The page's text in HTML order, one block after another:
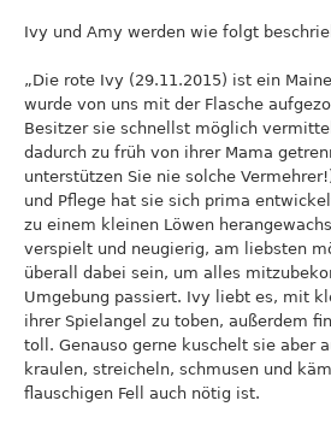
Ivy und Amy werden wie folgt
„Die rote Ivy (29.11.2015) ist ein
wurde von uns mit der Flasche
Besitzer sie schnellst möglich
dadurch zu früh von ihrer Mama
unterstützen Sie nie solche
und Pflege hat sie sich prima
zu einem kleinen Löwen
verspielt und neugierig, am liebsten
überall dabei sein, um alles
Umgebung passiert. Ivy liebt es, mit
ihrer Spielangel zu toben, außerdem
toll. Genauso gerne kuschelt sie aber
kraulen, streicheln, schmusen und
flauschigen Fell auch nötig ist.